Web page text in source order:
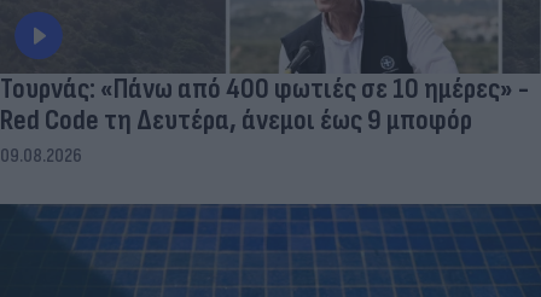
Τουρνάς: «Πάνω από 400 φωτιές σε 10 ημέρες» -
Red Code τη Δευτέρα, άνεμοι έως 9 μποφόρ
09.08.2026